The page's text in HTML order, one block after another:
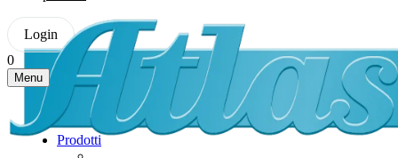
Login
0
Menu
Prodotti